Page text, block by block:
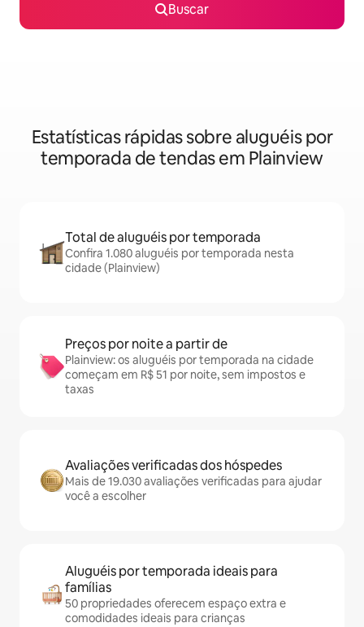
Buscar
Estatísticas rápidas sobre aluguéis por
temporada de tendas em Plainview
Total de aluguéis por temporada
Confira 1.080 aluguéis por temporada nesta
cidade (Plainview)
Preços por noite a partir de
Plainview: os aluguéis por temporada na cidade
começam em R$ 51 por noite, sem impostos e
taxas
Avaliações verificadas dos hóspedes
Mais de 19.030 avaliações verificadas para ajudar
você a escolher
Aluguéis por temporada ideais para
famílias
50 propriedades oferecem espaço extra e
comodidades ideais para crianças